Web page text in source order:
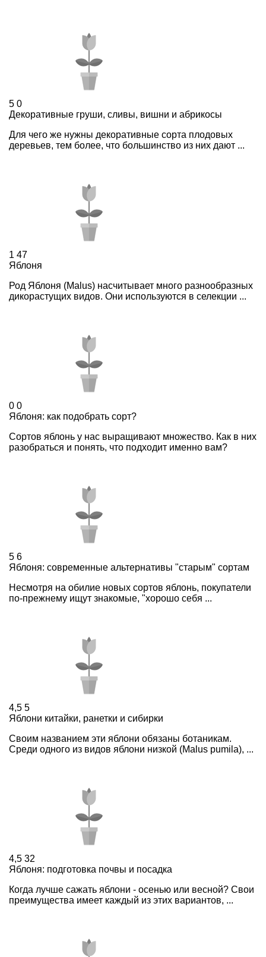
5 0
Декоративные груши, сливы, вишни и абрикосы
Для чего же нужны декоративные сорта плодовых
деревьев, тем более, что большинство из них дают ...
1 47
Яблоня
Род Яблоня (Malus) насчитывает много разнообразных
дикорастущих видов. Они используются в селекции ...
0 0
Яблоня: как подобрать сорт?
Сортов яблонь у нас выращивают множество. Как в них
разобраться и понять, что подходит именно вам?
5 6
Яблоня: современные альтернативы "старым" сортам
Несмотря на обилие новых сортов яблонь, покупатели
по-прежнему ищут знакомые, "хорошо себя ...
4,5 5
Яблони китайки, ранетки и сибирки
Своим названием эти яблони обязаны ботаникам.
Среди одного из видов яблони низкой (Malus pumila), ...
4,5 32
Яблоня: подготовка почвы и посадка
Когда лучше сажать яблони - осенью или весной? Свои
преимущества имеет каждый из этих вариантов, ...